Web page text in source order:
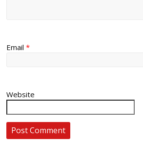
Email*
Website